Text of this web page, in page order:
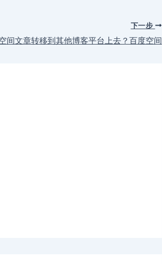
下一步
间文章转移到其他博客平台上去？百度空间